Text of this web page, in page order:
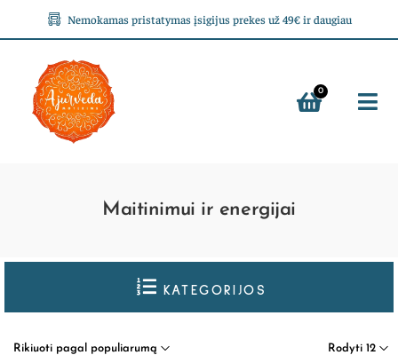
Nemokamas pristatymas įsigijus prekes už 49€ ir daugiau
0
Maitinimui ir energijai
KATEGORIJOS
Rodyti 12
Rikiuoti pagal populiarumą